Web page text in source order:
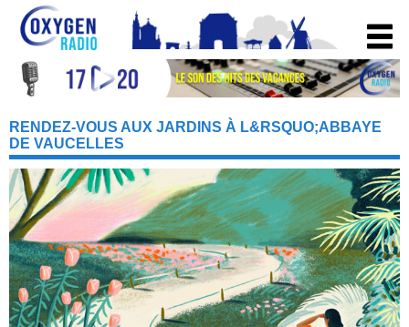
RENDEZ-VOUS AUX JARDINS À L&RSQUO;ABBAYE
DE VAUCELLES